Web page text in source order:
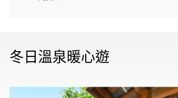
冬日溫泉暖心遊